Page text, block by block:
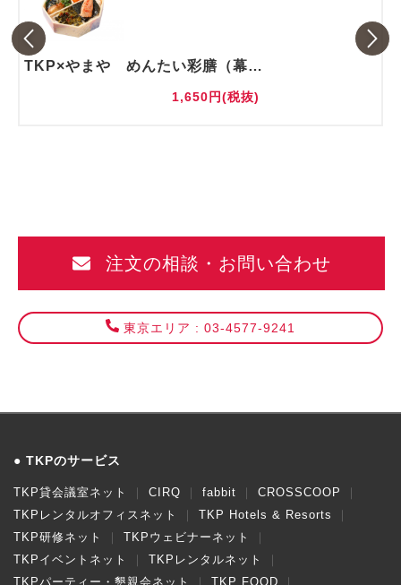
TKP×やまや めんたい彩膳（幕の内風弁当）
1,650円(税抜)
注文の相談・お問い合わせ
東京エリア : 03-4577-9241
TKPのサービス
TKP貸会議室ネット CIRQ fabbit
CROSSCOOP
TKPレンタルオフィスネット
TKP Hotels & Resorts
TKP研修ネット
TKPウェビナーネット
TKPイベントネット
TKPレンタルネット
TKPパーティー・懇親会ネット
TKP FOOD